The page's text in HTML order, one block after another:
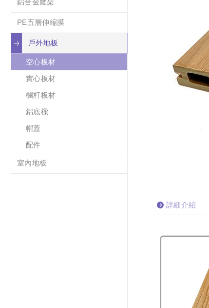
鋁合金鷹架
PE五層伸縮膜
戶外地板
空心板材
實心板材
欄杆板材
鋁底樑
帽蓋
配件
室內地板
詳細介紹